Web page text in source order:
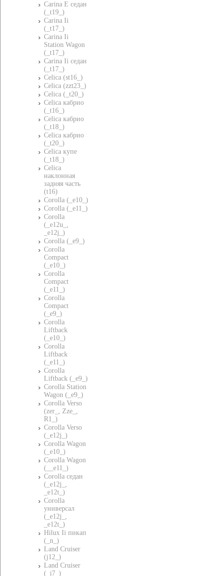
Carina E седан
(_t19_)
Carina Ii
(_t17_)
Carina Ii
Station Wagon
(_t17_)
Carina Ii седан
(_t17_)
Celica (st16_)
Celica (zzt23_)
Celica (_t20_)
Celica кабрио
(_t16_)
Celica кабрио
(_t18_)
Celica кабрио
(_t20_)
Celica купе
(_t18_)
Celica
наклонная
задняя часть
(t16)
Corolla (_e10_)
Corolla (_e11_)
Corolla
(_e12u_,
_e12j_)
Corolla (_e9_)
Corolla
Compact
(_e10_)
Corolla
Compact
(_e11_)
Corolla
Compact
(_e9_)
Corolla
Liftback
(_e10_)
Corolla
Liftback
(_e11_)
Corolla
Liftback (_e9_)
Corolla Station
Wagon (_e9_)
Corolla Verso
(zer_, Zze_,
R1_)
Corolla Verso
(_e12j_)
Corolla Wagon
(_e10_)
Corolla Wagon
(__e11_)
Corolla седан
(_e12j_,
_e12t_)
Corolla
универсал
(_e12j_,
_e12t_)
Hilux Ii пикап
(_n_)
Land Cruiser
(j12_)
Land Cruiser
(_j7_)